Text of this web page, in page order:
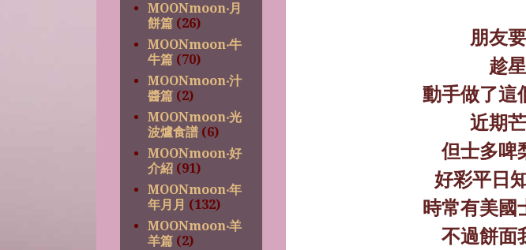
朋友
趁
動手做了這
近期
但士多啤
好彩平日
時常有美國
不過餅面
MOONmoon‧月
餅篇 (26)
MOONmoon‧牛
牛篇 (70)
MOONmoon‧汁
醬篇 (2)
MOONmoon‧光
波爐食譜 (6)
MOONmoon‧好
介紹 (91)
MOONmoon‧年
年月月 (132)
MOONmoon‧羊
羊篇 (2)